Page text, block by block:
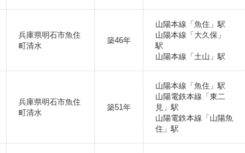
兵庫県明石市魚住
町清水
築46年
山陽本線「魚住」駅
山陽本線「大久保」
駅
山陽本線「土山」駅
兵庫県明石市魚住
町清水
築51年
山陽本線「魚住」駅
山陽電鉄本線「東二
見」駅
山陽電鉄本線「山陽魚
住」駅